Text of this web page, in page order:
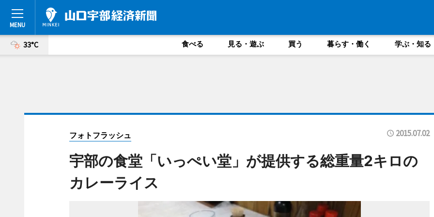
33°C 食べる 見る・遊ぶ 買う 暮らす・働く 学ぶ・知る
フォトフラッシュ 2015.07.02
宇部の食堂「いっぺい堂」が提供する総重量2キロの
カレーライス